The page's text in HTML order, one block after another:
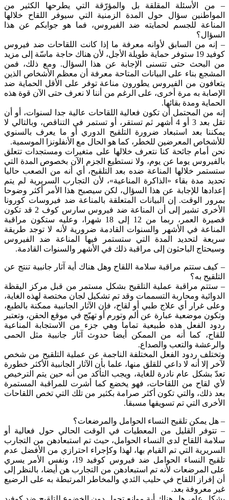
– من الأسئلة المقلقة بل والمؤرّقة التي يطرحها الكثير من
المواطنين سؤال حول المدة الزمنية التي سيوفر اللقاح خلالها
المناعة للجسم لحمايته ضد الفيروس، فما هو جوابكم عن هذا
السؤال؟
– إنه من السابق لأوانه معرفة ما إذا كانت اللقاحات ضد فيروس
كوفيد 19 ستوفر حماية طويلة الأجل، لأن هناك حاجة ماسّة إلى مزيد
من البحث حتى تتسنى الإجابة عن هذا السؤال. ومع ذلك، فمن
المشجع بناء على البيانات المتاحة معرفة أن معظم الأشخاص الذين
يتعافون من الفيروس يطورون مناعة توفر على الأقل الحماية ضد
الإصابة به مرة أخرى، على الرغم من أننا لا نعرف حتى الآن قوة هذه
الحماية ومدة بقائها.
إنه من المحتمل أن تكون فعالية اللقاحات عالية جدا لسنوات، أو أن
تقل بعد 3 أو 4 أشهر ثم تستقر، أو تستمر في التناقص، وبالتالي لا
يمكننا بعد استبعاد ضرورة التلقيح الدوري أو ما يعرف بالسنوي
للأشخاص المعرضين للخطر، كما هو الحال مع الأنفلونزا الموسمية.
نحن أمام جائحة كنا نتعرف خلالها على متغيرات ومستجدات تتعلق
بالفيروس يوما عن يوم، ولا نستطيع الجزم الآن بخصوص المدة التي
ستستمر خلالها المناعة ضده بعد التلقيح، أي أنه من الصعب حاليا
تحديد مدة بقاء «الذاكرة المناعية»، لأن التجارب السريرية لم يتم
إعدادها للإجابة عن هذا السؤال، لكن سيصبح هذا الأمر أكثر وضوحا
بمرور الوقت. إن البيانات المتعلقة بالمناعة ضد فيروسات كورونا
الأخرى تشير إلى أن المناعة ضد فيروس سارس كوف 2 قد تكون
قصيرة العمر، ربما من 12 إلى 18 شهرا، وعليه ستكون مراقبة
المناعة في الأشهر والسنوات القادمة ضرورية لأنه لا توجد طريقة
سريعة لتحديد المدة التي ستستمر فيها المناعة ضد الفيروس
وسيحتاج الباحثون إلى مراقبة ذلك في الأشهر والسنوات القادمة.
– كيف ستتم مراقبة سلامة اللقاح وهل هناك أية آثار جانبية تنتج عن
التلقيح به؟
– ستتم مراقبة عملية التلقيح بشكل مستمر من قبل مركز اليقظة
الدوائية ومحاربة التسممات وقد تم تشكيل لجان مختصة لهذه الغاية،
وعلى غرار أي علاج طبي أو لقاح، فإن الآثار الجانبية ممكنة بالطبع،
وتكون موضعية عبارة عن ألم وتورم أو تهيّج في موقع الحقن، وتعتبر
ردود الفعل هذه طبيعية تماما وهي جزء من الاستجابة المناعية
للقاح، كما أنه من الممكن أيضا حدوث آثار جانبية مثل الحمى
والرعشة والتعب والصداع.
وتختلف ردود الفعل المختلفة الناجمة عن عملية التلقيح من شخص
لآخر إلا أنه لا داعي للقلق منها، علما بأن الآثار الجانبية الأكثر خطورة
تعدّ بشكل عام نادرة للغاية، ويجب التأكد من أنه حين يتم الترخيص
لأي لقاح من اللقاحات، فهو يخضع كما أشرت للمراقبة المستمرة
بعد ذلك، والتي تكون أكثر صرامة بكثير من تلك التي تخص اللقاحات
الأخرى التي تم تسويقها مسبقا.
– هل يمكن تلقيح النساء الحوامل والمرضعات؟
– تتوفر القليل من المعطيات في الوقت الحالي حول فعالية أو
سلامة اللقاح لدى النساء الحوامل، حيث تم استبعادهن من التجارب
السريرية التي تم القيام بها، لهذا وكإجراء احترازي من الأفضل عدم
تلقيح النساء الحوامل ضد فيروس كوفيد 19، ونفس الأمر يسري
على المرضعات لأنه تم استبعادهن من التجارب هن أيضا، بالنظر إلى
أن إفراز اللقاح في حليب الثدي والمخاطر المرتبطة به على الرضيع
غير معروفة بعد.